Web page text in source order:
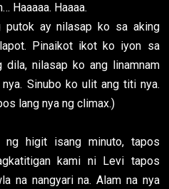
Haaaaa. Haaaa.
putok ay nilasap ko sa aking
Pinaikot ikot ko iyon sa
nilasap ko ang linamnam
Sinubo ko ulit ang titi nya.
lang nya ng climax.)
ng higit isang minuto, tapos
kami ni Levi tapos
na nangyari na. Alam na nya